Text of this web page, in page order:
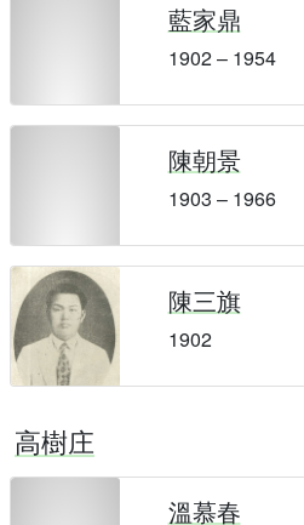
藍家鼎
1902 – 1954
陳朝景
1903 – 1966
陳三旗
1902
高樹庄
溫慕春